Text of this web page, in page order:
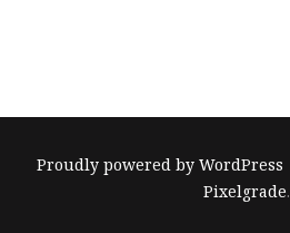
Proudly powered by WordPress
Pixelgrade.